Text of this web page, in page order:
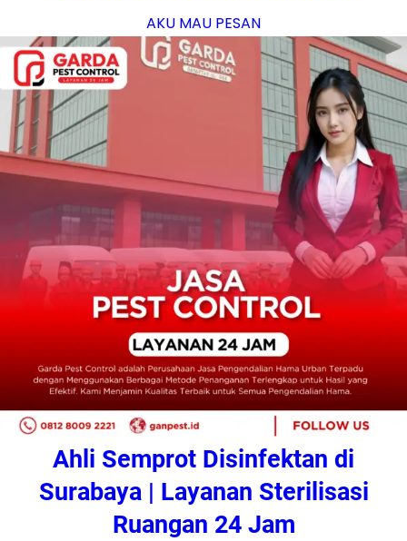
AKU MAU PESAN
Ahli Semprot Disinfektan di
Surabaya | Layanan Sterilisasi
Ruangan 24 Jam